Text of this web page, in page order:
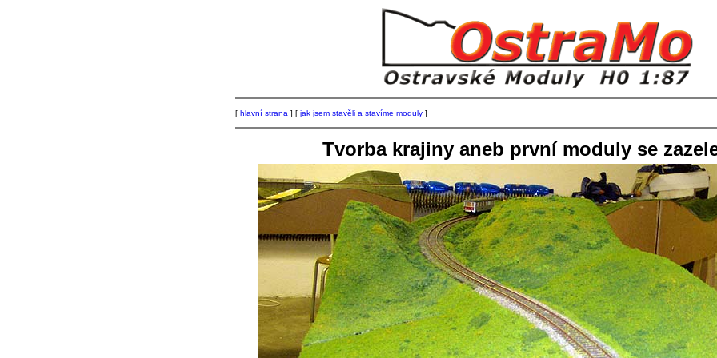
[ hlavní strana ] [ jak jsem stavěli a stavíme moduly ]
Tvorba krajiny aneb první moduly se